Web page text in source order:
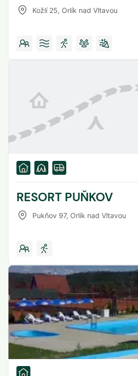
Kožlí 25, Orlík nad Vltavou
RESORT PUŇKOV
Pukňov 97, Orlík nad Vltavou